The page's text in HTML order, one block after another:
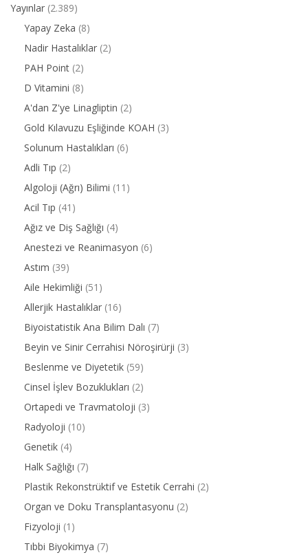
Yayınlar (2.389)
Yapay Zeka (8)
Nadir Hastalıklar (2)
PAH Point (2)
D Vitamini (8)
A'dan Z'ye Linagliptin (2)
Gold Kılavuzu Eşliğinde KOAH (3)
Solunum Hastalıkları (6)
Adli Tıp (2)
Algoloji (Ağrı) Bilimi (11)
Acil Tıp (41)
Ağız ve Diş Sağlığı (4)
Anestezi ve Reanimasyon (6)
Astım (39)
Aile Hekimliği (51)
Allerjik Hastalıklar (16)
Biyoistatistik Ana Bilim Dalı (7)
Beyin ve Sinir Cerrahisi Nöroşirürji (3)
Beslenme ve Diyetetik (59)
Cinsel İşlev Bozuklukları (2)
Ortapedi ve Travmatoloji (3)
Radyoloji (10)
Genetik (4)
Halk Sağlığı (7)
Plastik Rekonstrüktif ve Estetik Cerrahi (2)
Organ ve Doku Transplantasyonu (2)
Fizyoloji (1)
Tıbbi Biyokimya (7)